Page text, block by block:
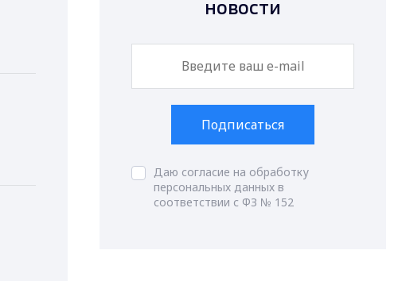
новости
Подписаться
Даю согласие на обработку
персональных данных в
соответствии с ФЗ № 152